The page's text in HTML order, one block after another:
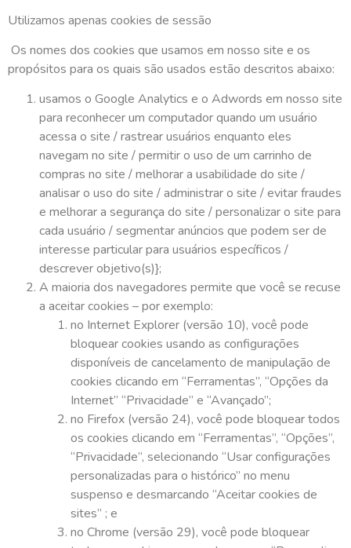
Utilizamos apenas cookies de sessão
Os nomes dos cookies que usamos em nosso site e os
propósitos para os quais são usados estão descritos abaixo:
usamos o Google Analytics e o Adwords em nosso site
para reconhecer um computador quando um usuário
acessa o site / rastrear usuários enquanto eles
navegam no site / permitir o uso de um carrinho de
compras no site / melhorar a usabilidade do site /
analisar o uso do site / administrar o site / evitar fraudes
e melhorar a segurança do site / personalizar o site para
cada usuário / segmentar anúncios que podem ser de
interesse particular para usuários específicos /
descrever objetivo(s)};
A maioria dos navegadores permite que você se recuse
a aceitar cookies – por exemplo:
no Internet Explorer (versão 10), você pode
bloquear cookies usando as configurações
disponíveis de cancelamento de manipulação de
cookies clicando em “Ferramentas”, “Opções da
Internet” “Privacidade” e “Avançado”;
no Firefox (versão 24), você pode bloquear todos
os cookies clicando em “Ferramentas”, “Opções”,
“Privacidade”, selecionando “Usar configurações
personalizadas para o histórico” no menu
suspenso e desmarcando “Aceitar cookies de
sites” ; e
no Chrome (versão 29), você pode bloquear